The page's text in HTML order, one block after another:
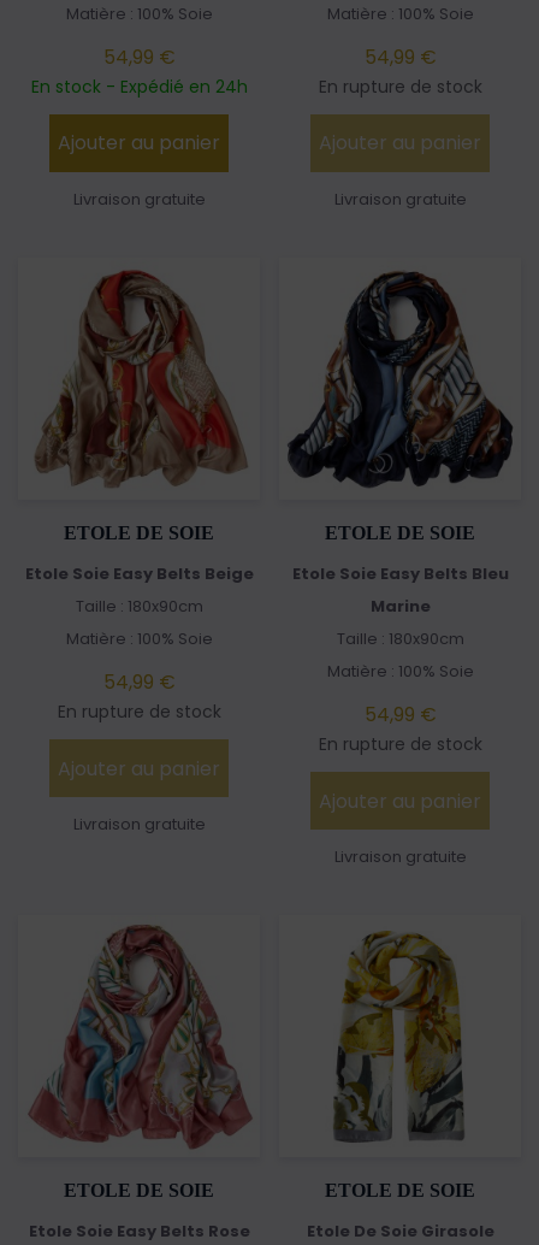
Matière : 100% Soie
54,99 €
En stock - Expédié en 24h
Ajouter au panier
Livraison gratuite
Matière : 100% Soie
54,99 €
En rupture de stock
Ajouter au panier
Livraison gratuite
ETOLE DE SOIE
Etole Soie Easy Belts Beige
Taille : 180x90cm
Matière : 100% Soie
54,99 €
En rupture de stock
Ajouter au panier
Livraison gratuite
ETOLE DE SOIE
Etole Soie Easy Belts Bleu
Marine
Taille : 180x90cm
Matière : 100% Soie
54,99 €
En rupture de stock
Ajouter au panier
Livraison gratuite
ETOLE DE SOIE
Etole Soie Easy Belts Rose
ETOLE DE SOIE
Etole De Soie Girasole